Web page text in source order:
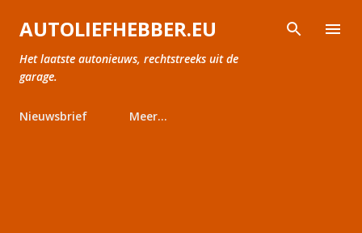
Doorgaan naar hoofdcontent
AUTOLIEFHEBBER.EU
Het laatste autonieuws, rechtstreeks uit de
garage.
Nieuwsbrief Meer…